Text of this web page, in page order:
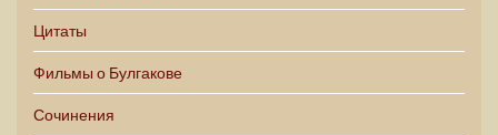
Цитаты
Фильмы о Булгакове
Сочинения